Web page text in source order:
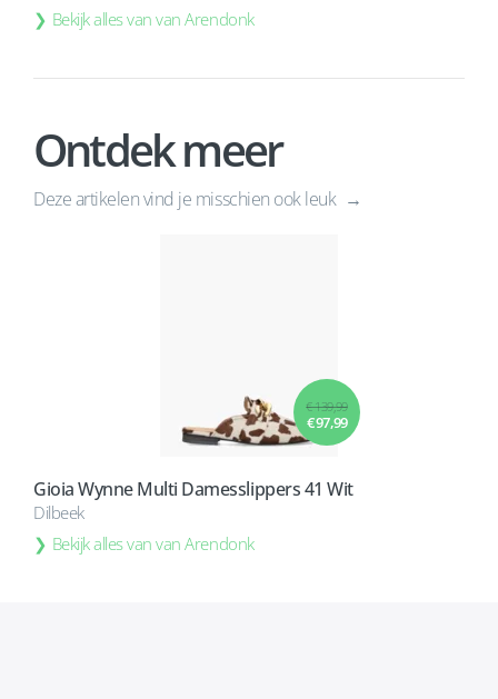
Bekijk alles van van Arendonk
€ 139,99
€ 97,99
Gioia Wynne Multi Damesslippers 41 Wit
Dilbeek
Bekijk alles van van Arendonk
Ontdek meer
Deze artikelen vind je misschien ook leuk